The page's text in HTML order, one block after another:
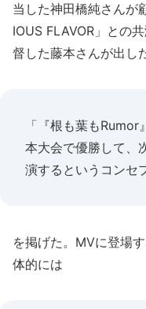
当した神田橋純さんが
IOUS FLAVOR」との
督した藤本さんが出し
「『根も葉も
本大会で優勝して、
演するというコンセ
を掲げた。MVに登場
体的には